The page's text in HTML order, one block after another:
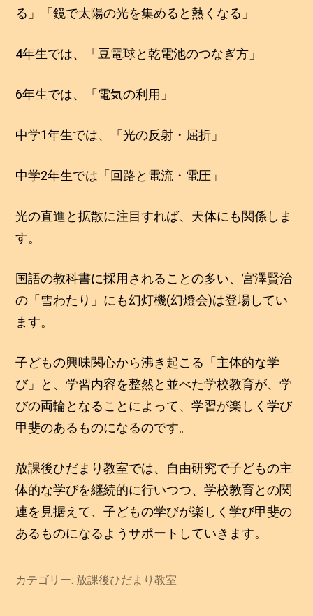
る」「鏡で太陽の光を集めると熱くなる」
4年生では、「豆電球と乾電池のつなぎ方」
6年生では、「電気の利用」
中学1年生では、「光の反射・屈折」
中学2年生では「回路と電流・電圧」
光の直進と拡散に注目すれば、天体にも関係しま
す。
国語の教科書に採用されることの多い、宮澤賢治
の「雪わたり」にも幻灯機(幻燈会)は登場してい
ます。
子どもの興味関心から沸き起こる「主体的な学
び」と、学習内容を整然と並べた学校教育が、学
びの両輪となることによって、学習が楽しく学び
甲斐のあるものになるのです。
放課後ひだまり教室では、自由研究で子どもの主
体的な学びを継続的に行いつつ、学校教育との関
連を見据えて、子どもの学びが楽しく学び甲斐の
あるものになるようサポートしていきます。
カテゴリー: 放課後ひだまり教室